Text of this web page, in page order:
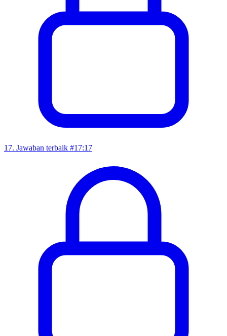
17. Jawaban terbaik #1 7:17